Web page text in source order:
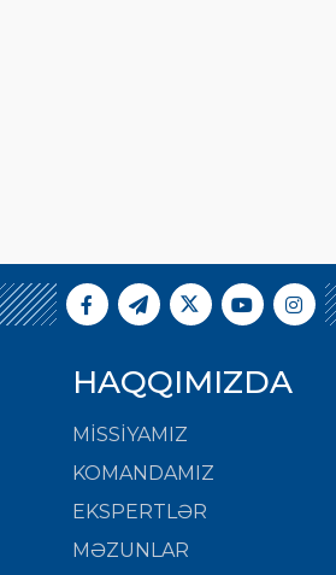
HAQQIMIZDA
MISSIYAMIZ
KOMANDAMIZ
EKSPERTLƏR
MƏZUNLAR